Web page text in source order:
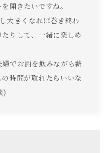
開きたいですね。
大きくなれば巻き終わ
りして、一緒に楽しめ
でお酒を飲みながら薪
時間が取れたらいいな
)